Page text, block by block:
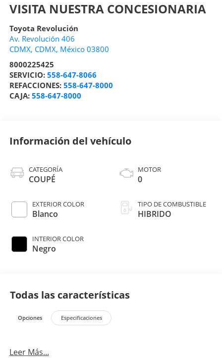
VISITA NUESTRA CONCESIONARIA
Toyota Revolución
Av. Revolución 406
CDMX, CDMX, México 03800
8000225425
SERVICIO: 558-647-8066
REFACCIONES: 558-647-8000
CAJA: 558-647-8000
Información del vehículo
CATEGORÍA
COUPÉ
EXTERIOR COLOR
Blanco
INTERIOR COLOR
Negro
MOTOR
0
TIPO DE COMBUSTIBLE
HIBRIDO
Todas las características
Opciones Especificaciones
Leer Más...